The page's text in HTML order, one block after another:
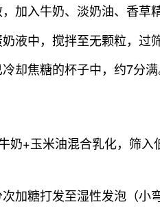
加入牛奶、淡奶油、香草
液中，搅拌至无颗粒，过
却焦糖的杯子中，约7分满
奶+玉米油混合乳化，筛
加糖打发至湿性发泡（小